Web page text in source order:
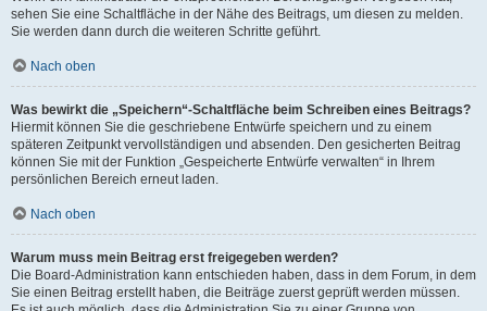
sehen Sie eine Schaltfläche in der Nähe des Beitrags, um diesen zu melden.
Sie werden dann durch die weiteren Schritte geführt.
Nach oben
Was bewirkt die „Speichern“-Schaltfläche beim Schreiben eines Beitrags?
Hiermit können Sie die geschriebene Entwürfe speichern und zu einem
späteren Zeitpunkt vervollständigen und absenden. Den gesicherten Beitrag
können Sie mit der Funktion „Gespeicherte Entwürfe verwalten“ in Ihrem
persönlichen Bereich erneut laden.
Nach oben
Warum muss mein Beitrag erst freigegeben werden?
Die Board-Administration kann entschieden haben, dass in dem Forum, in dem
Sie einen Beitrag erstellt haben, die Beiträge zuerst geprüft werden müssen.